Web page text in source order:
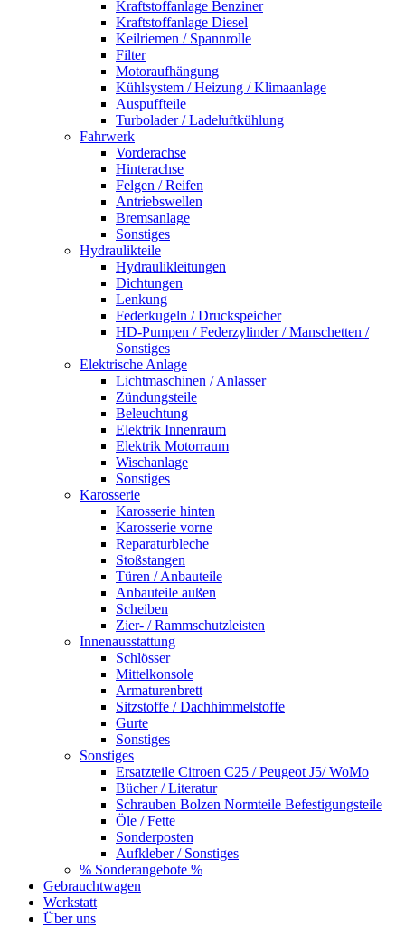
Kraftstoffanlage Benziner
Kraftstoffanlage Diesel
Keilriemen / Spannrolle
Filter
Motoraufhängung
Kühlsystem / Heizung / Klimaanlage
Auspuffteile
Turbolader / Ladeluftkühlung
Fahrwerk
Vorderachse
Hinterachse
Felgen / Reifen
Antriebswellen
Bremsanlage
Sonstiges
Hydraulikteile
Hydraulikleitungen
Dichtungen
Lenkung
Federkugeln / Druckspeicher
HD-Pumpen / Federzylinder / Manschetten /
Sonstiges
Elektrische Anlage
Lichtmaschinen / Anlasser
Zündungsteile
Beleuchtung
Elektrik Innenraum
Elektrik Motorraum
Wischanlage
Sonstiges
Karosserie
Karosserie hinten
Karosserie vorne
Reparaturbleche
Stoßstangen
Türen / Anbauteile
Anbauteile außen
Scheiben
Zier- / Rammschutzleisten
Innenausstattung
Schlösser
Mittelkonsole
Armaturenbrett
Sitzstoffe / Dachhimmelstoffe
Gurte
Sonstiges
Sonstiges
Ersatzteile Citroen C25 / Peugeot J5/ WoMo
Bücher / Literatur
Schrauben Bolzen Normteile Befestigungsteile
Öle / Fette
Sonderposten
Aufkleber / Sonstiges
% Sonderangebote %
Gebrauchtwagen
Werkstatt
Über uns